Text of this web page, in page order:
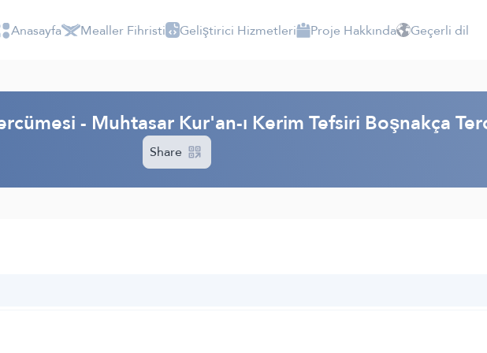
Anasayfa Mealler Fihristi Geliştirici Hizmetleri Proje Hakkında Geçerli dil
- Muhtasar Kur'an-ı Kerim Tefsiri Boşnakça
Share